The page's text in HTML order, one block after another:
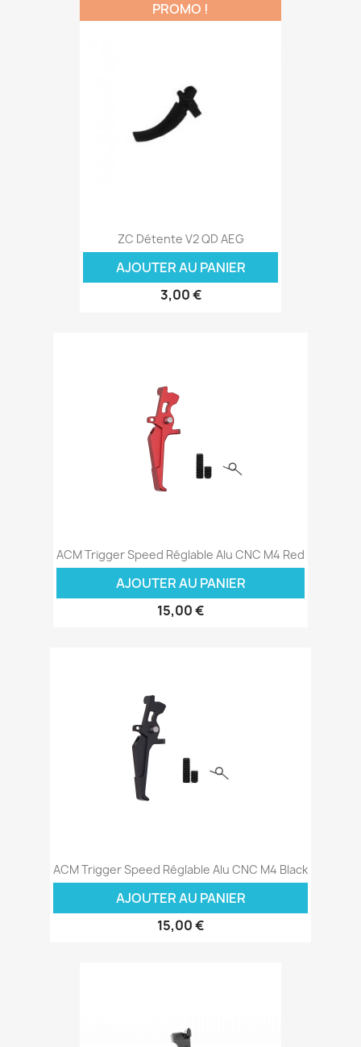
ZC Détente V2 QD AEG
AJOUTER AU PANIER
3,00 €
PROMO !
ACM Trigger Speed Réglable Alu CNC M4 Red
AJOUTER AU PANIER
15,00 €
ACM Trigger Speed Réglable Alu CNC M4 Black
AJOUTER AU PANIER
15,00 €